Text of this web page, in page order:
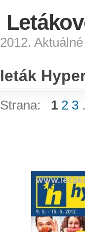
2012.
leták
Strana: 1 2 3